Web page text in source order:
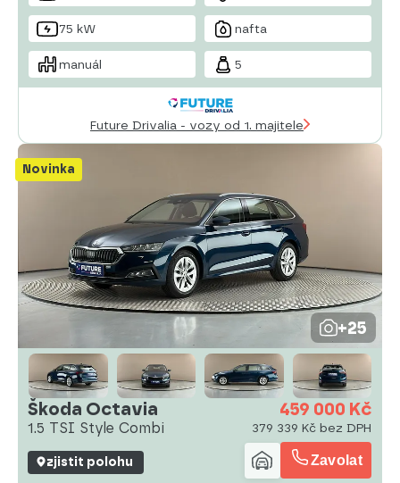
75 kW nafta
manuál 5
Future Drivalia - vozy od 1. majitele
Novinka
+25
Škoda Octavia
1.5 TSI Style Combi
459 000 Kč
379 339 Kč bez DPH
zjistit polohu Zavolat